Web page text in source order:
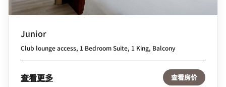
Junior
Club lounge access, 1 Bedroom Suite, 1 King, Balcony
查看更多 查看房价